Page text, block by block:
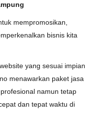
mempromosikan,
bisnis kita
yang sesuai impian
menawarkan paket jasa
namun tetap
dan tepat waktu di